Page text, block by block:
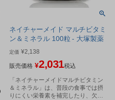
ネイチャーメイド マルチビタミ
ン＆ミネラル 100粒 - 大塚製薬
定価 ¥2,138
販売価格 ¥2,031税込
「ネイチャーメイドマルチビタミン
＆ミネラル」は、普段の食事では摂
りにくい栄養素を補完したり、欠損